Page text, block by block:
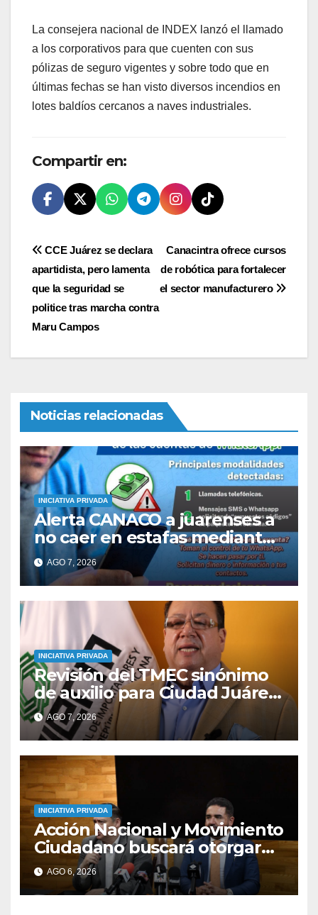
La consejera nacional de INDEX lanzó el llamado
a los corporativos para que cuenten con sus
pólizas de seguro vigentes y sobre todo que en
últimas fechas se han visto diversos incendios en
lotes baldíos cercanos a naves industriales.
Compartir en:
Navegación
de
entradas
Canacintra ofrece cursos
de robótica para fortalecer
el sector manufacturero
CCE Juárez se declara
apartidista, pero lamenta
que la seguridad se
politice tras marcha contra
Maru Campos
Noticias relacionadas
INICIATIVA PRIVADA
Alerta CANACO a juarenses a
no caer en estafas mediante
redes sociales.
AGO 7, 2026
INICIATIVA PRIVADA
Revisión del TMEC sinónimo
de auxilio para Ciudad Juárez
y para la industria
maquiladora: ANIERM.
AGO 7, 2026
INICIATIVA PRIVADA
Acción Nacional y Movimiento
Ciudadano buscará otorgar
autonomía a la FGE
AGO 6, 2026